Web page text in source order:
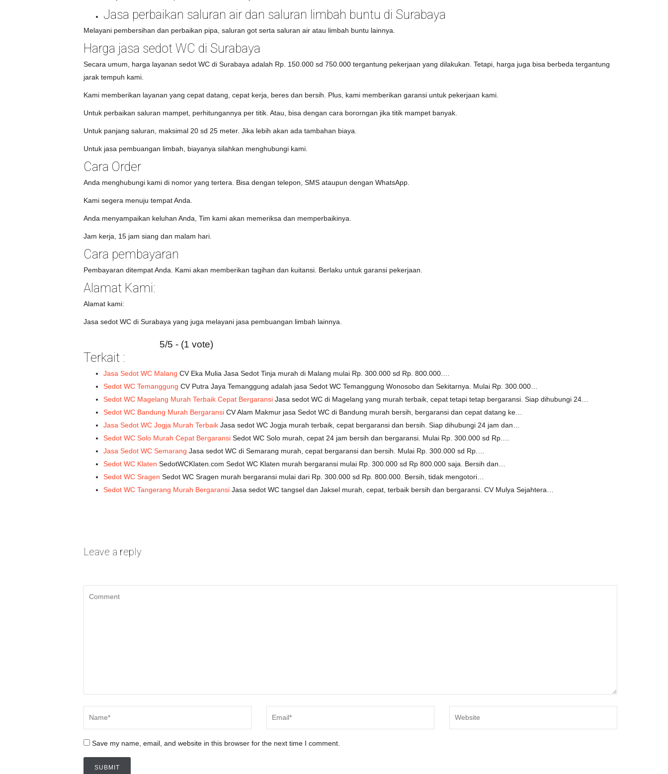
Jasa perbaikan saluran air dan saluran limbah buntu di Surabaya
Melayani pembersihan dan perbaikan pipa, saluran got serta saluran air atau limbah buntu lainnya.
Harga jasa sedot WC di Surabaya
Secara umum, harga layanan sedot WC di Surabaya adalah Rp. 150.000 sd 750.000 tergantung pekerjaan yang dilakukan. Tetapi, harga juga bisa berbeda tergantung
jarak tempuh kami.
Kami memberikan layanan yang cepat datang, cepat kerja, beres dan bersih. Plus, kami memberikan garansi untuk pekerjaan kami.
Untuk perbaikan saluran mampet, perhitungannya per titik. Atau, bisa dengan cara bororngan jika titik mampet banyak.
Untuk panjang saluran, maksimal 20 sd 25 meter. Jika lebih akan ada tambahan biaya.
Untuk jasa pembuangan limbah, biayanya silahkan menghubungi kami.
Cara Order
Anda menghubungi kami di nomor yang tertera. Bisa dengan telepon, SMS ataupun dengan WhatsApp.
Kami segera menuju tempat Anda.
Anda menyampaikan keluhan Anda, Tim kami akan memeriksa dan memperbaikinya.
Jam kerja, 15 jam siang dan malam hari.
Cara pembayaran
Pembayaran ditempat Anda. Kami akan memberikan tagihan dan kuitansi. Berlaku untuk garansi pekerjaan.
Alamat Kami:
Alamat kami:
Jasa sedot WC di Surabaya yang juga melayani jasa pembuangan limbah lainnya.
5/5 - (1 vote)
Terkait :
Jasa Sedot WC Malang CV Eka Mulia Jasa Sedot Tinja murah di Malang mulai Rp. 300.000 sd Rp. 800.000.…
Sedot WC Temanggung CV Putra Jaya Temanggung adalah jasa Sedot WC Temanggung Wonosobo dan Sekitarnya. Mulai Rp. 300.000…
Sedot WC Magelang Murah Terbaik Cepat Bergaransi Jasa sedot WC di Magelang yang murah terbaik, cepat tetapi tetap bergaransi. Siap dihubungi 24…
Sedot WC Bandung Murah Bergaransi CV Alam Makmur jasa Sedot WC di Bandung murah bersih, bergaransi dan cepat datang ke…
Jasa Sedot WC Jogja Murah Terbaik Jasa sedot WC Jogja murah terbaik, cepat bergaransi dan bersih. Siap dihubungi 24 jam dan…
Sedot WC Solo Murah Cepat Bergaransi Sedot WC Solo murah, cepat 24 jam bersih dan bergaransi. Mulai Rp. 300.000 sd Rp.…
Jasa Sedot WC Semarang Jasa sedot WC di Semarang murah, cepat bergaransi dan bersih. Mulai Rp. 300.000 sd Rp.…
Sedot WC Klaten SedotWCKlaten.com Sedot WC Klaten murah bergaransi mulai Rp. 300.000 sd Rp 800.000 saja. Bersih dan…
Sedot WC Sragen Sedot WC Sragen murah bergaransi mulai dari Rp. 300.000 sd Rp. 800.000. Bersih, tidak mengotori…
Sedot WC Tangerang Murah Bergaransi Jasa sedot WC tangsel dan Jaksel murah, cepat, terbaik bersih dan bergaransi. CV Mulya Sejahtera…
Leave a reply
Save my name, email, and website in this browser for the next time I comment.